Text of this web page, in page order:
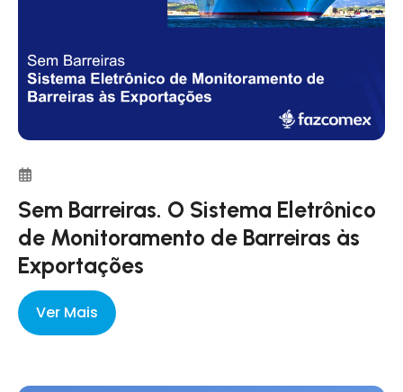
Sem Barreiras. O Sistema Eletrônico
de Monitoramento de Barreiras às
Exportações
Ver Mais